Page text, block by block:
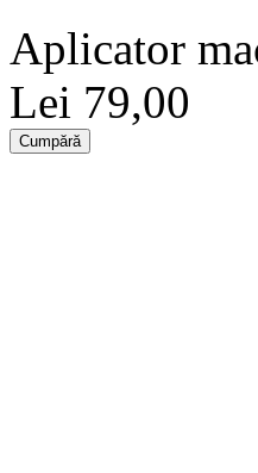
Aplicator
Lei 79,00
Cumpără